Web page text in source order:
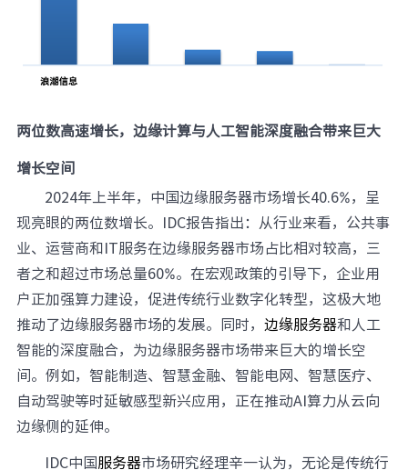
两位数高速增长，边缘计算与人工智能深度融合带来巨大
增长空间
2024年上半年，中国边缘服务器市场增长40.6%，呈
现亮眼的两位数增长。IDC报告指出：从行业来看，公共事
业、运营商和IT服务在边缘服务器市场占比相对较高，三
者之和超过市场总量60%。在宏观政策的引导下，企业用
户正加强算力建设，促进传统行业数字化转型，这极大地
推动了边缘服务器市场的发展。同时， 边缘服务器和人工
智能的深度融合，为边缘服务器市场带来巨大的增长空
间。例如，智能制造、智慧金融、智能电网、智慧医疗、
自动驾驶等时延敏感型新兴应用，正在推动AI算力从云向
边缘侧的延伸。
IDC中国服务器市场研究经理辛一认为，无论是传统行